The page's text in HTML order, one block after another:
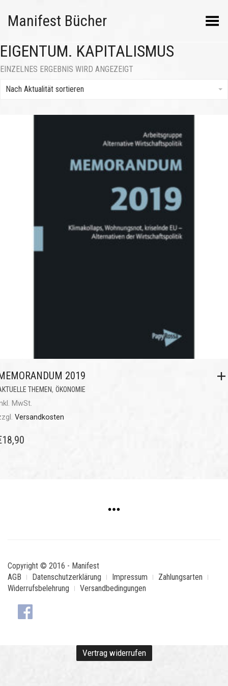
Manifest Bücher Menü umschalten
EIGENTUM. KAPITALISMUS
EINZELNES ERGEBNIS WIRD ANGEZEIGT
Nach Aktualität sortieren
2019
THEMEN, ÖKONOMIE
MwSt.
Versandkosten
18,90
Copyright © 2016 - Manifest
AGB
Datenschutzerklärung Impressum
Zahlungsarten
Widerrufsbelehrung
Versandbedingungen
Vertrag widerrufen